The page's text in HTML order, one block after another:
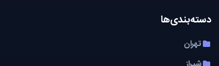
دسته‌بندی‌ها
تهران